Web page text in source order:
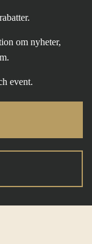
om nyheter,
event.